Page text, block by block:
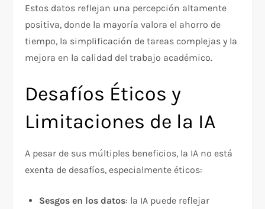
Estos datos reflejan una percepción altamente
positiva, donde la mayoría valora el ahorro de
tiempo, la simplificación de tareas complejas y la
mejora en la calidad del trabajo académico.
Desafíos Éticos y
Limitaciones de la IA
A pesar de sus múltiples beneficios, la IA no está
exenta de desafíos, especialmente éticos:
Sesgos en los datos: la IA puede reflejar